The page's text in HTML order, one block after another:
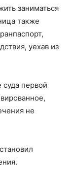
заниматься
также
уехав из
суда первой
не